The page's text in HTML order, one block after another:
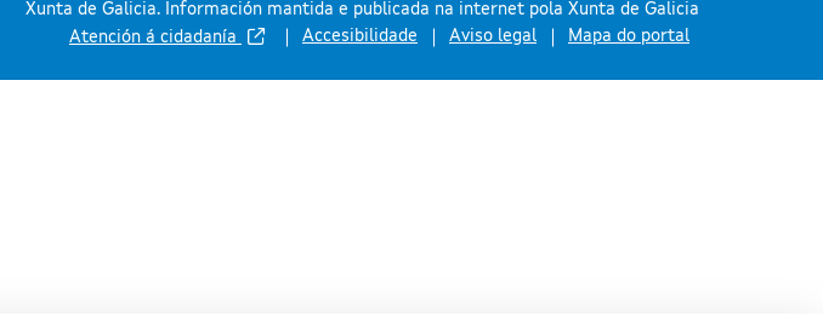
Xunta de Galicia. Información mantida e publicada na internet pola Xunta de Galicia
Atención á cidadanía
Accesibilidade Aviso legal Mapa do portal